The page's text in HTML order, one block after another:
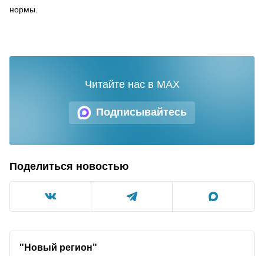
нормы.
Подписывайтесь
Читайте нас в MAX
Поделиться новостью
"Новый регион"